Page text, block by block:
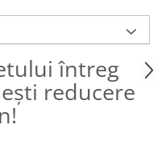
întreg
reducere